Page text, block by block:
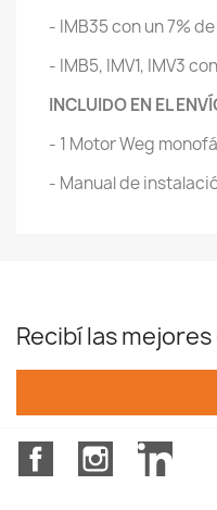
- IMB35 con un 7%
- IMB5, IMV1, IMV3
INCLUIDO EN EL
- 1 Motor Weg
- Manual de
Recibí las
FacebookInstagram